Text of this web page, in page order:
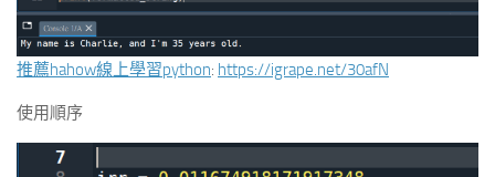
推薦hahow線上學習python: https://igrape.net/30afN
使用順序